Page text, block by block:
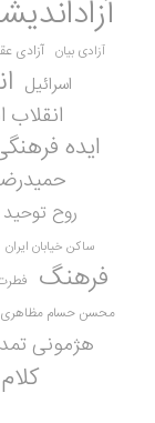
آزادی بیان آزادی
اسرائیل
ایده
روح
ساکن خیابان ایران
فرهنگ
محسن حسام مظاهری
هژمونی